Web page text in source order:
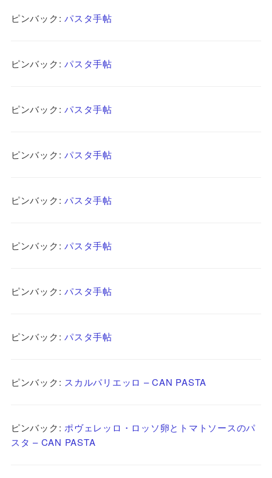
ピンバック:パスタ手帖
ピンバック:パスタ手帖
ピンバック:パスタ手帖
ピンバック:パスタ手帖
ピンバック:パスタ手帖
ピンバック:パスタ手帖
ピンバック:パスタ手帖
ピンバック:パスタ手帖
ピンバック: スカルパリエッロ – CAN PASTA
ピンバック: ポヴェレッロ・ロッソ卵とトマトソースのパ
スタ – CAN PASTA